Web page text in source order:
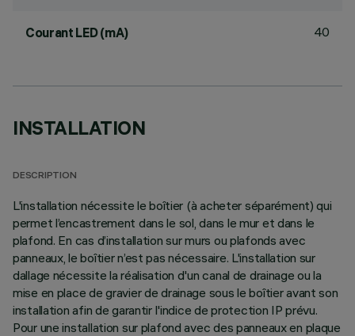
Courant LED (mA) 40
INSTALLATION
DESCRIPTION
L'installation nécessite le boîtier (à acheter séparément) qui
permet l’encastrement dans le sol, dans le mur et dans le
plafond. En cas d’installation sur murs ou plafonds avec
panneaux, le boîtier n’est pas nécessaire. L'installation sur
dallage nécessite la réalisation d'un canal de drainage ou la
mise en place de gravier de drainage sous le boîtier avant son
installation afin de garantir l'indice de protection IP prévu.
Pour une installation sur plafond avec des panneaux en plaque